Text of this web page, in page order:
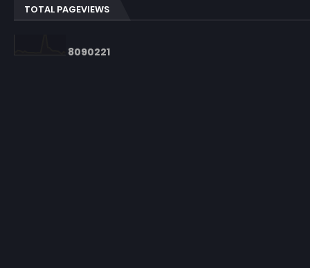
TOTAL PAGEVIEWS
8090221